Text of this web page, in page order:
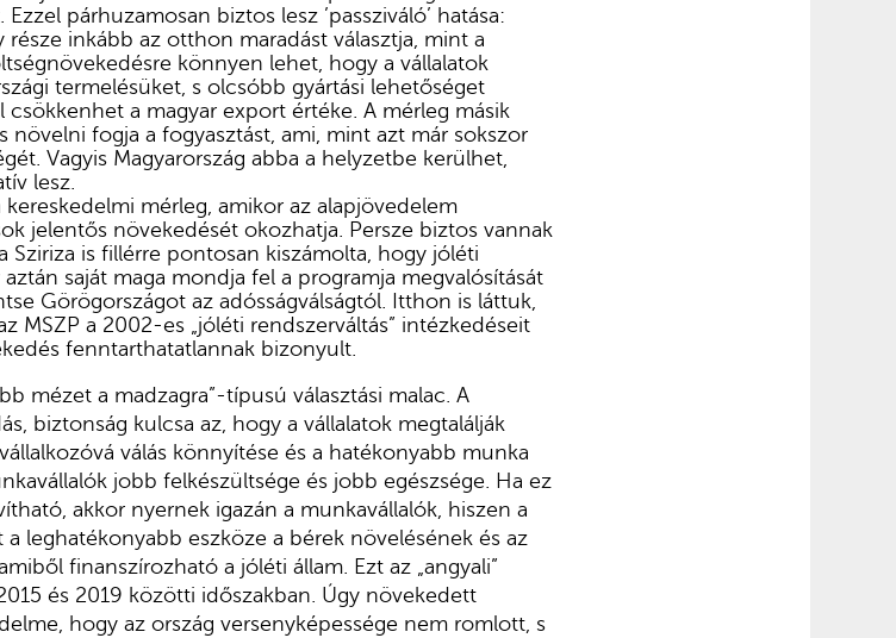
párhuzamosan biztos lesz ’passziváló’ hatása:
inkább az otthon maradást választja, mint a
könnyen lehet, hogy a vállalatok
termelésüket, s olcsóbb gyártási lehetőséget
csökkenhet a magyar export értéke. A mérleg másik
növelni fogja a fogyasztást, ami, mint azt már sokszor
Vagyis Magyarország abba a helyzetbe kerülhet,
lesz.
mérleg, amikor az alapjövedelem
jelentős növekedését okozhatja. Persze biztos vannak
Sziriza is fillérre pontosan kiszámolta, hogy jóléti
saját maga mondja fel a programja megvalósítását
Görögországot az adósságválságtól. Itthon is láttuk,
MSZP a 2002-es „jóléti rendszerváltás” intézkedéseit
fenntarthatatlannak bizonyult.
mézet a madzagra”-típusú választási malac. A
biztonság kulcsa az, hogy a vállalatok megtalálják
válás könnyítése és a hatékonyabb munka
jobb felkészültsége és jobb egészsége. Ha ez
akkor nyernek igazán a munkavállalók, hiszen a
leghatékonyabb eszköze a bérek növelésének és az
finanszírozható a jóléti állam. Ezt az „angyali”
és 2019 közötti időszakban. Úgy növekedett
hogy az ország versenyképessége nem romlott, s